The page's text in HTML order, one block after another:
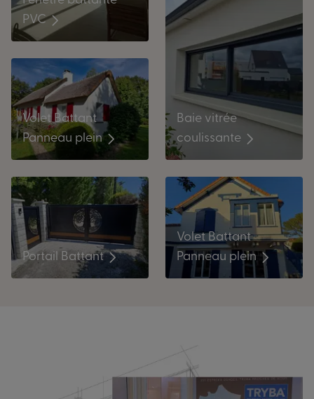
PVC
Volet Battant
Panneau plein
Baie vitrée
coulissante
Portail Battant
Volet Battant
Panneau plein